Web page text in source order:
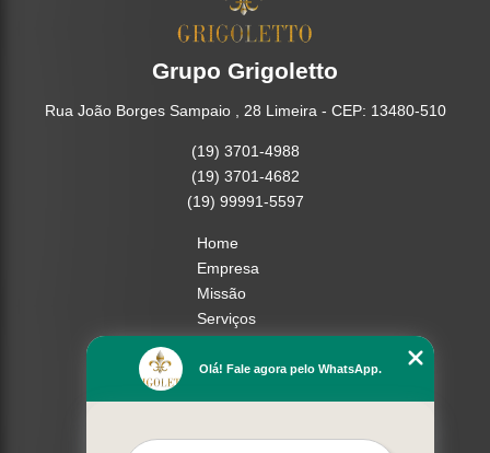
Grupo Grigoletto
Rua João Borges Sampaio , 28 Limeira - CEP: 13480-510
(19) 3701-4988
(19) 3701-4682
(19) 99991-5597
Home
Empresa
Missão
Serviços
Mapa do site
Olá! Fale agora pelo WhatsApp.